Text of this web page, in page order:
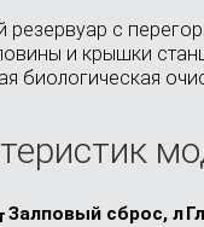
с
и крышки
биологическая
Залповый сброс, л